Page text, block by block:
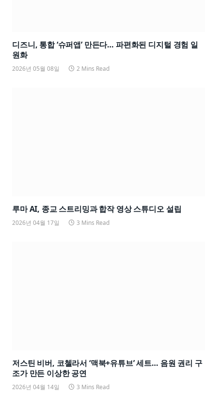
디즈니, 통합 ‘슈퍼앱’ 만든다… 파편화된 디지털 경험 일
원화
2026년 05월 08일 2 Mins Read
루마 AI, 종교 스트리밍과 합작 영상 스튜디오 설립
2026년 04월 17일 3 Mins Read
저스틴 비버, 코첼라서 ‘맥북+유튜브’ 세트… 음원 권리 구
조가 만든 이상한 공연
2026년 04월 14일 3 Mins Read